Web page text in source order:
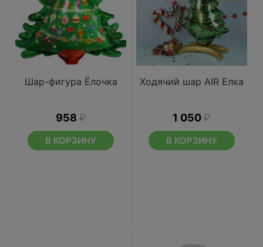
Шар-фигура Ёлочка
958 ₽
В КОРЗИНУ
Ходячий шар AIR Елка
1 050 ₽
В КОРЗИНУ